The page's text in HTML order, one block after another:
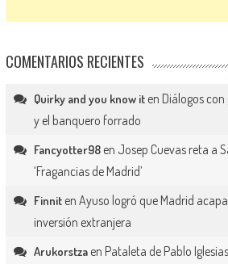
COMENTARIOS RECIENTES
Quirky and you know iten Diálogos
y el banquero forrado
Fancyotter98en Josep Cuevas reta a
‘Fragancias de Madrid’
Finniten Ayuso logró que Madrid
inversión extranjera
Arukorstzaen Pataleta de Pablo